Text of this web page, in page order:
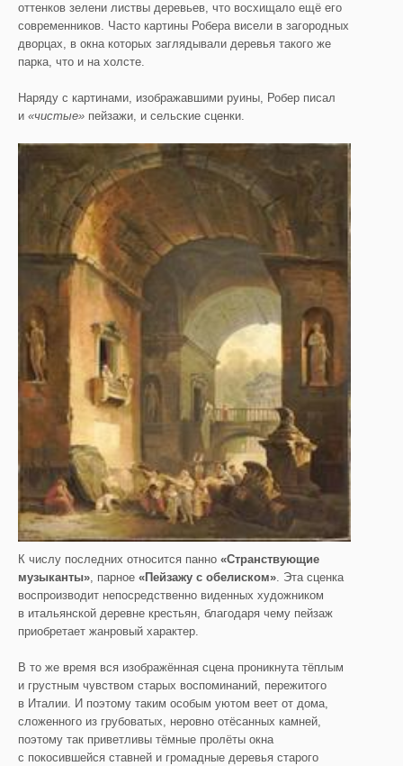
оттенков зелени листвы деревьев, что восхищало ещё его
современников. Часто картины Робера висели в загородных
дворцах, в окна которых заглядывали деревья такого же
парка, что и на холсте.
Наряду с картинами, изображавшими руины, Робер писал
и «чистые» пейзажи, и сельские сценки.
К числу последних относится панно «Странствующие
музыканты», парное «Пейзажу с обелиском». Эта сценка
воспроизводит непосредственно виденных художником
в итальянской деревне крестьян, благодаря чему пейзаж
приобретает жанровый характер.
В то же время вся изображённая сцена проникнута тёплым
и грустным чувством старых воспоминаний, пережитого
в Италии. И поэтому таким особым уютом веет от дома,
сложенного из грубоватых, неровно отёсанных камней,
поэтому так приветливы тёмные пролёты окна
с покосившейся ставней и громадные деревья старого